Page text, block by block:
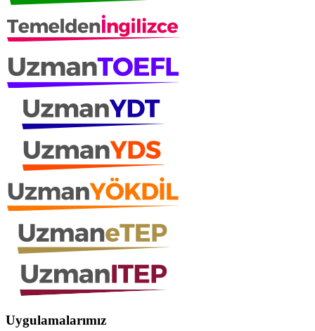
Uygulamalarımız